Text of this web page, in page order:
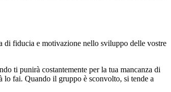
di fiducia e motivazione nello sviluppo delle vostre
ti punirà costantemente per la tua mancanza di
lo fai. Quando il gruppo è sconvolto, si tende a